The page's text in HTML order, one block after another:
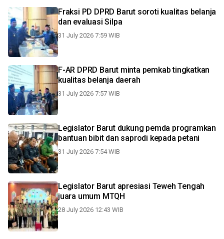
Fraksi PD DPRD Barut soroti kualitas belanja
dan evaluasi Silpa
31 July 2026 7:59 WIB
F-AR DPRD Barut minta pemkab tingkatkan
kualitas belanja daerah
31 July 2026 7:57 WIB
Legislator Barut dukung pemda programkan
bantuan bibit dan saprodi kepada petani
31 July 2026 7:54 WIB
Legislator Barut apresiasi Teweh Tengah
juara umum MTQH
28 July 2026 12:43 WIB